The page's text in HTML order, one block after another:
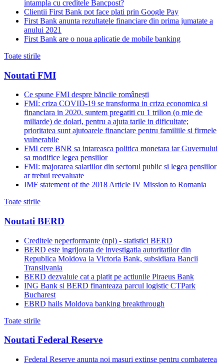
intampla cu creditele Bancpost?
Clientii First Bank pot face plati prin Google Pay
First Bank anunta rezultatele financiare din prima jumatate a
anului 2021
First Bank are o noua aplicatie de mobile banking
Toate stirile
Noutati FMI
Ce spune FMI despre băncile românești
FMI: criza COVID-19 se transforma in criza economica si
financiara in 2020, suntem pregatiti cu 1 trilion (o mie de
miliarde) de dolari, pentru a ajuta tarile in dificultate;
prioritatea sunt ajutoarele financiare pentru familiile si firmele
vulnerabile
FMI cere BNR sa intareasca politica monetara iar Guvernului
sa modifice legea pensiilor
FMI: majorarea salariilor din sectorul public si legea pensiilor
ar trebui reevaluate
IMF statement of the 2018 Article IV Mission to Romania
Toate stirile
Noutati BERD
Creditele neperformante (npl) - statistici BERD
BERD este ingrijorata de investigatia autoritatilor din
Republica Moldova la Victoria Bank, subsidiara Bancii
Transilvania
BERD dezvaluie cat a platit pe actiunile Piraeus Bank
ING Bank si BERD finanteaza parcul logistic CTPark
Bucharest
EBRD hails Moldova banking breakthrough
Toate stirile
Noutati Federal Reserve
Federal Reserve anunta noi masuri extinse pentru combaterea